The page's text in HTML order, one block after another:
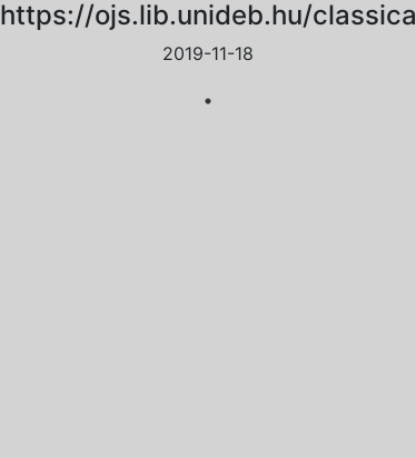
https://ojs.lib.unideb.hu/classica
2019-11-18